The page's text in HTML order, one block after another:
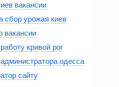
вакансии
сбор урожая киев
вакансии
кривой рог
одесса
сайту